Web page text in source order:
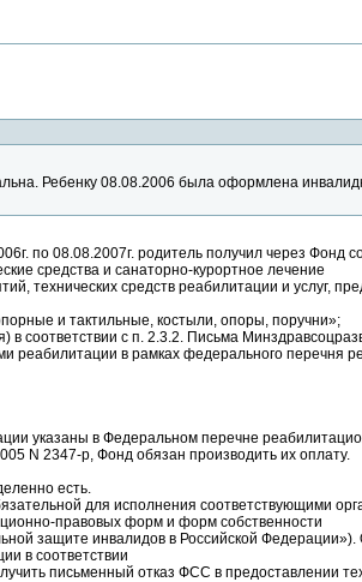
Ребенку 08.08.2006 была оформлена
по 08.08.2007г. родитель получил через Фонд
средства и санаторно-курортное лечение
технических средств реабилитации и услуг,
и тактильные, костыли, опоры, поручни»;
в соответствии с п. 2.3.2. Письма
реабилитации в рамках федерального перечня
указаны в Федеральном перечне
N 2347-р, Фонд обязан производить их оплату.
есть.
для исполнения соответствующими
правовых форм и форм собственности
защите инвалидов в Российской
в соответствии
письменный отказ ФСС в предоставлении